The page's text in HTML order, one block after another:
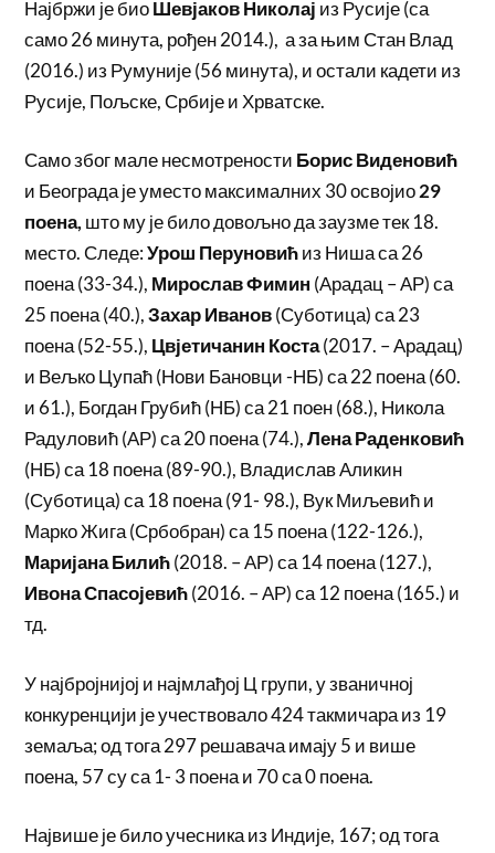
Најбржи је биоШевјаков Николај из Русије (са
само 26 минута, рођен 2014.), а за њим Стан Влад
(2016.) из Румуније (56 минута), и остали кадети из
Русије, Пољске, Србије и Хрватске.
Само због мале несмотрености Борис Виденовић
и Београда је уместо максималних 30 освојио29
поена,што му је било довољно да заузме тек 18.
место. Следе:Урош Перуновићиз Ниша са 26
поена (33-34.), Мирослав Фимин (Арадац – АР) са
25 поена (40.),Захар Иванов(Суботица) са 23
поена (52-55.), Цвјетичанин Коста(2017. – Арадац)
и Вељко Цупаћ (Нови Бановци -НБ) са 22 поена (60.
и 61.), Богдан Грубић (НБ) са 21 поен (68.), Никола
Радуловић (АР) са 20 поена (74.),Лена Раденковић
(НБ) са 18 поена (89-90.), Владислав Аликин
(Суботица) са 18 поена (91- 98.), Вук Миљевић и
Марко Жига (Србобран) са 15 поена (122-126.),
Маријана Билић(2018. – АР) са 14 поена (127.),
Ивона Спасојевић(2016. – АР) са 12 поена (165.) и
тд.
У најбројнијој и најмлађој Ц групи, у званичној
конкуренцији је учествовало 424 такмичара из 19
земаља; од тога 297 решавача имају 5 и више
поена, 57 су са 1- 3 поена и 70 са 0 поена.
Највише је било учесника из Индије, 167; од тога